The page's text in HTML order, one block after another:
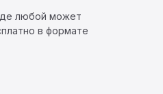
любой может
в формате